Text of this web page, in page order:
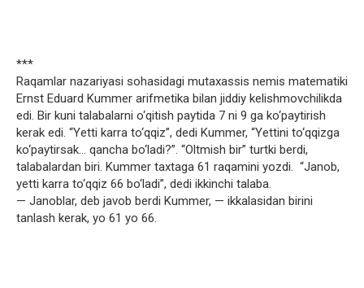
***
Raqamlar nazariyasi sohasidagi mutaxassis nemis matematiki
Ernst Eduard Kummer arifmetika bilan jiddiy kelishmovchilikda
edi. Bir kuni talabalarni o‘qitish paytida 7 ni 9 ga ko‘paytirish
kerak edi. “Yetti karra to‘qqiz”, dedi Kummer, “Yettini to‘qqizga
ko‘paytirsak… qancha bo‘ladi?”. “Oltmish bir” turtki berdi,
talabalardan biri. Kummer taxtaga 61 raqamini yozdi. “Janob,
yetti karra to‘qqiz 66 bo‘ladi”, dedi ikkinchi talaba.
— Janoblar, deb javob berdi Kummer, — ikkalasidan birini
tanlash kerak, yo 61 yo 66.